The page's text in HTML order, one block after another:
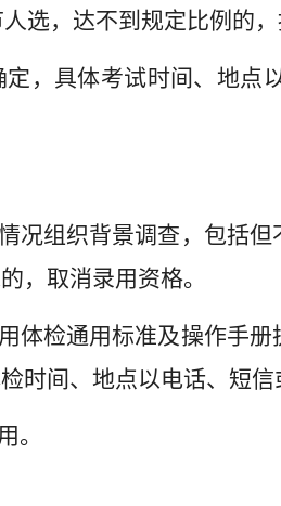
选，达不到规定比例的
，具体考试时间、地
况组织背景调查，包括
，取消录用资格。
体检通用标准及操作手
时间、地点以电话、短信
。